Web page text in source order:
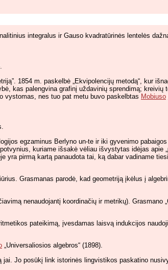
integralus ir Gauso kvadratūrinės lentelės
1854 m. paskelbė „Ekvipolencijų metodą“, kur
kas palengvina grafinį uždavinių sprendimą; kreivių
vystomas, nes tuo pat metu buvo paskelbtas Mobiuso
egzaminus Berlyno un-te ir iki gyvenimo
kuriame išsakė vėliau išvystytas idėjas apie
yra pirmą kartą panaudota tai, ką dabar vadiname
Grasmanas parodė, kad geometriją įkėlus į
nenaudojantį koordinačių ir metrikų). Grasmano
pateikimą, įvesdamas laisvą indukcijos
„Universaliosios algebros“ (1898).
jai. Jo posūkį link istorinės lingvistikos paskatino